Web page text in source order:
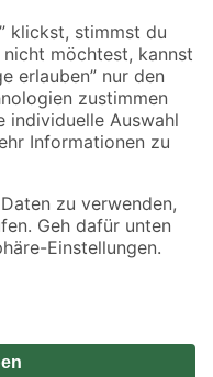
Angebote sind unter
Verfügbarkeiten beziehen
Artikel mit Speditionsversand, hier